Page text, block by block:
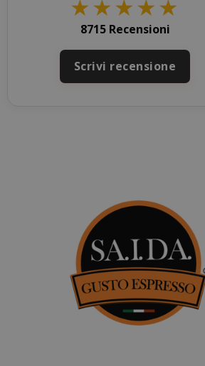
★★★★★
8715 Recensioni
Scrivi recensione